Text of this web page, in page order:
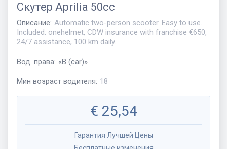
Скутер Aprilia 50cc
Описание: Automatic two-person scooter. Easy to use.
Included: onehelmet, CDW insurance with franchise €650,
24/7 assistance, 100 km daily.
Вод. права: «B (car)»
Мин возраст водителя: 18
€ 25,54
Гарантия Лучшей Цены